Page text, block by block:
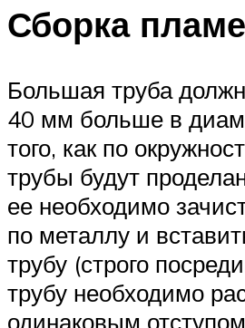
Сборка
Большая труба
40 мм больше в
того, как по
трубы будут
ее необходимо
по металлу и
трубу (строго
трубу необходимо
одинаковым